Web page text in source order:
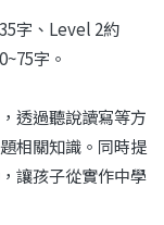
字、Level 2約
字。
透過聽說讀寫等方
相關知識。同時提
讓孩子從實作中學